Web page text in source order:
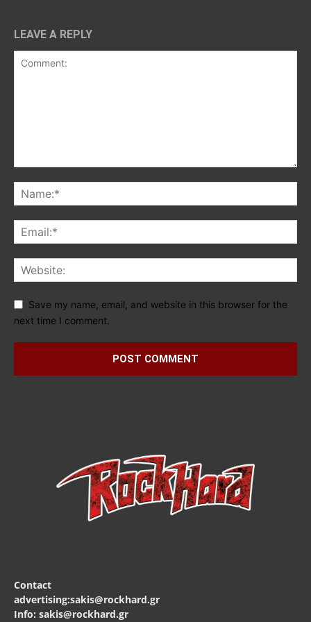
LEAVE A REPLY
Save my name, email, and website in this browser for the
next time I comment.
Contact
advertising:sakis@rockhard.gr
Info: sakis@rockhard.gr